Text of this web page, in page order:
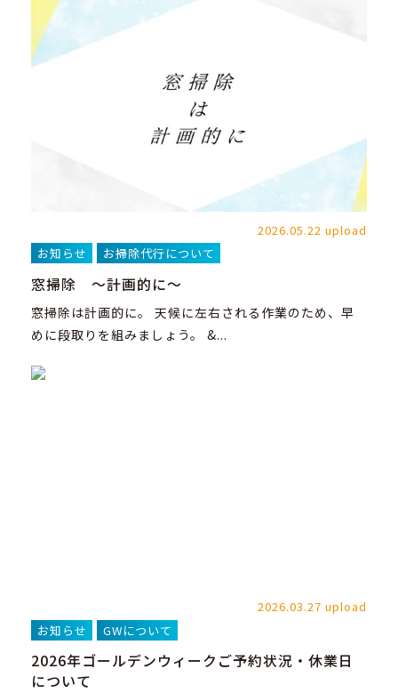
2026.05.22 upload
お知らせ
お掃除代行について
窓掃除 ～計画的に～
窓掃除は計画的に。 天候に左右される作業のため、早
めに段取りを組みましょう。 &...
2026.03.27 upload
お知らせ
GWについて
2026年ゴールデンウィークご予約状況・休業日
について